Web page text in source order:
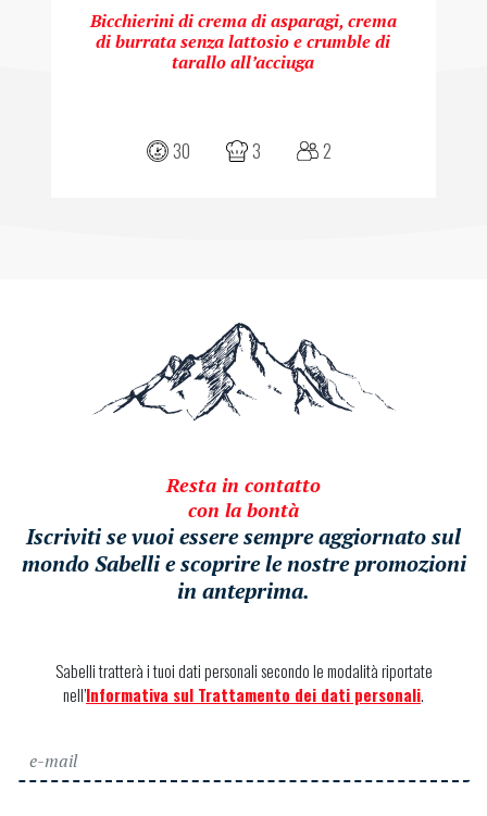
Bicchierini di crema di asparagi, crema
di burrata senza lattosio e crumble di
tarallo all’acciuga
30 3 2
Resta in contatto
con la bontà
Iscriviti se vuoi essere sempre aggiornato sul
mondo Sabelli e scoprire le nostre promozioni
in anteprima.
Sabelli tratterà i tuoi dati personali secondo le modalità riportate
nell’Informativa sul Trattamento dei dati personali.